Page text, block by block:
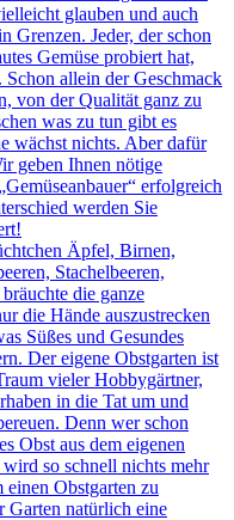
glauben und auch
Grenzen. Jeder, der schon
Gemüse probiert hat,
Schon allein der Geschmack
von der Qualität ganz zu
was zu tun gibt es
wächst nichts. Aber dafür
geben Ihnen nötige
erfolgreich
werden Sie
Äpfel, Birnen,
Stachelbeeren,
die ganze
die Hände auszustrecken
Süßes und Gesundes
Der eigene Obstgarten ist
vieler Hobbygärtner,
in die Tat um und
Denn wer schon
Obst aus dem eigenen
so schnell nichts mehr
Obstgarten zu
Garten natürlich eine